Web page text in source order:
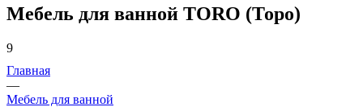
Мебель для ванной TORO (Торо)
9
Главная
—
Мебель для ванной